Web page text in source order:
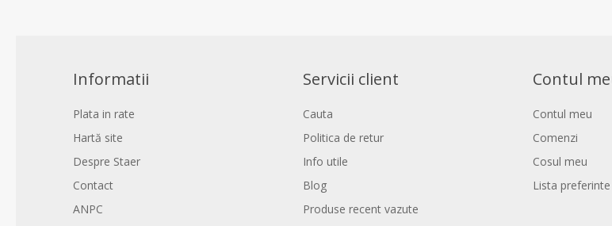
Informatii
Plata in rate
Hartă site
Despre Staer
Contact
ANPC
Servicii client
Cauta
Politica de retur
Info utile
Blog
Produse recent vazute
Contul
Contul meu
Comenzi
Cosul meu
Lista preferinte